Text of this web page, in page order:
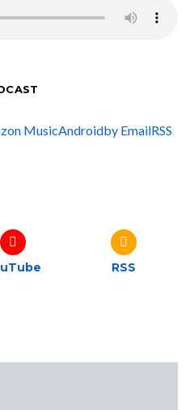
MusicAndroidby EmailRSS
RSS